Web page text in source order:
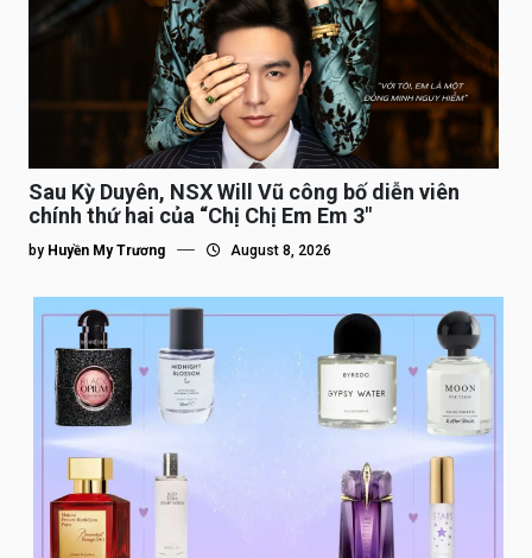
Sau Kỳ Duyên, NSX Will Vũ công bố diễn viên
chính thứ hai của “Chị Chị Em Em 3″
by Huyền My Trương August 8, 2026